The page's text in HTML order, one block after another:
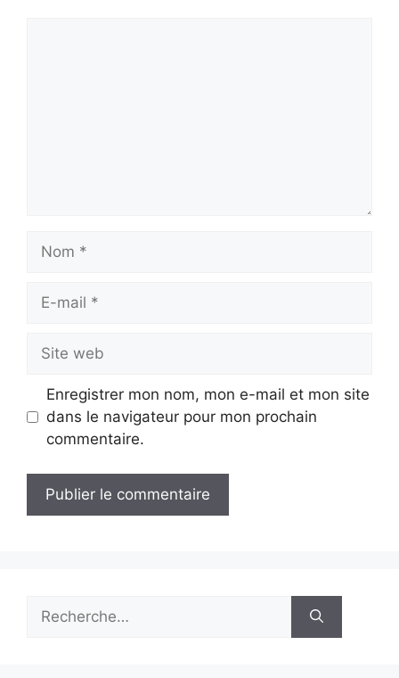
Nom
Site
web
Enregistrer mon nom, mon e-mail et mon site
dans le navigateur pour mon prochain
commentaire.